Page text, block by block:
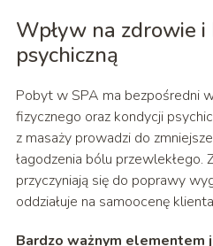
Wpływ na zdrowie i
psychiczną
Pobyt w SPA ma bezpośredni
fizycznego oraz kondycji
z masaży prowadzi do
łagodzenia bólu przewlekłego.
przyczyniają się do poprawy
oddziałuje na samoocenę
Bardzo ważnym